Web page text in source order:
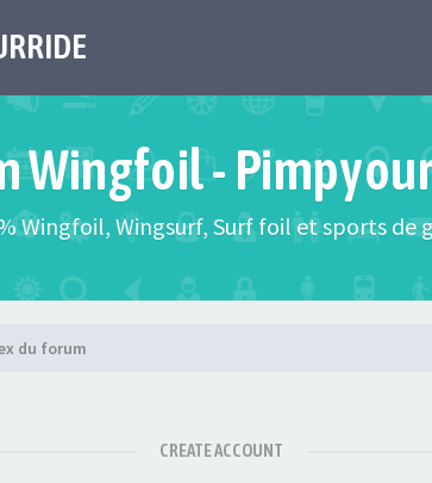
Wingfoil -
Wingfoil, Wingsurf, Surf foil et sports de
du forum
CREATE ACCOUNT